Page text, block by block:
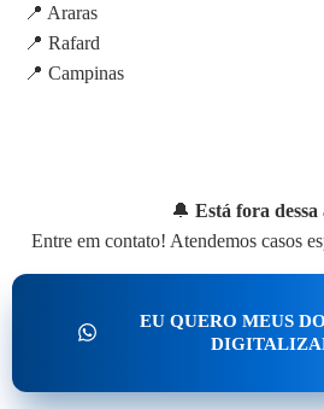
📍 Araras
📍 Rafard
📍 Campinas
🔔 Está fora dessa
Entre em contato! Atendemos casos
EU QUERO MEUS